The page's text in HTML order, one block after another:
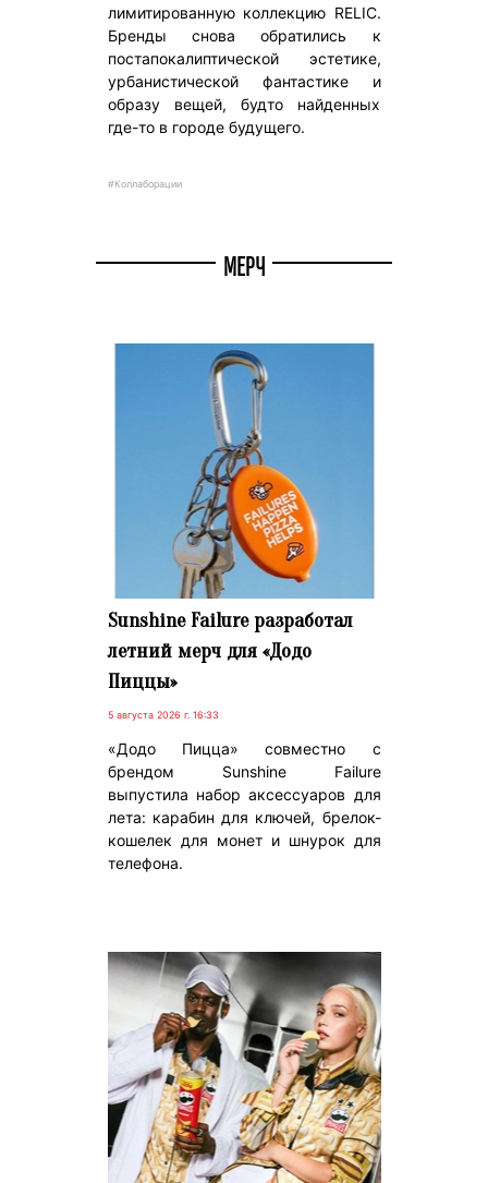
лимитированную коллекцию RELIC.
Бренды снова обратились к
постапокалиптической эстетике,
урбанистической фантастике и
образу вещей, будто найденных
где-то в городе будущего.
#Коллаборации
МЕРЧ
Sunshine Failure разработал
летний мерч для «Додо
Пиццы»
5 августа 2026 г. 16:33
«Додо Пицца» совместно с
брендом Sunshine Failure
выпустила набор аксессуаров для
лета: карабин для ключей, брелок-
кошелек для монет и шнурок для
телефона.